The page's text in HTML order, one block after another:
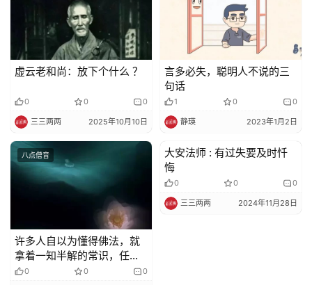
声
明
虚云老和尚：放下个什么 ？
0 0 0
三三两两 2025年10月10日
言多必失，聪明人不说的三
句话
1 0 0
静瑛 2023年1月2日
八点僧音
许多人自以为懂得佛法，就
拿着一知半解的常识，任意
理解佛法
0 0 0
八点僧音
大安法师 : 有过失要及时忏
悔
0 0 0
三三两两 2024年11月28日